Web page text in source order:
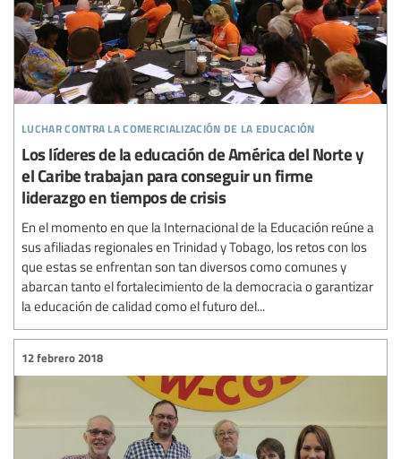
luchar contra la comercialización de la educación
Los líderes de la educación de América del Norte y
el Caribe trabajan para conseguir un firme
liderazgo en tiempos de crisis
En el momento en que la Internacional de la Educación reúne a
sus afiliadas regionales en Trinidad y Tobago, los retos con los
que estas se enfrentan son tan diversos como comunes y
abarcan tanto el fortalecimiento de la democracia o garantizar
la educación de calidad como el futuro del...
12 febrero 2018